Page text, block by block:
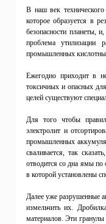
В наш век технического
которое образуется в
безопасности планеты,
проблема утилизации
промышленных
Ежегодно приходит в
токсичных и опасных
целей существуют
Для того чтобы
электролит и
промышленных
сваливается, так
отводится со дна ямы по
в которой установлены
Далее уже разрушенные
измельчить их.
материалов. Эти